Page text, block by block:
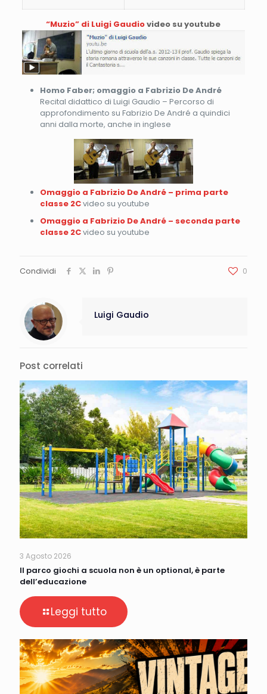
“Muzio” di Luigi Gaudiovideo su youtube
Homo Faber; omaggio a Fabrizio De André
Recital didattico di Luigi Gaudio – Percorso di
approfondimento su Fabrizio De André a quindici
anni dalla morte, anche in inglese
Omaggio a Fabrizio De André – prima parte
classe 2Cvideo su youtube
Omaggio a Fabrizio De André – seconda parte
classe 2Cvideo su youtube
Condividi 0
Luigi Gaudio
Post correlati
3 Agosto 2026
Il parco giochi a scuola non è un optional, è parte
dell’educazione
Leggi tutto